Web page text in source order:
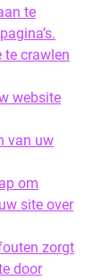
te
te crawlen
website
van uw
om
site over
zorgt
door